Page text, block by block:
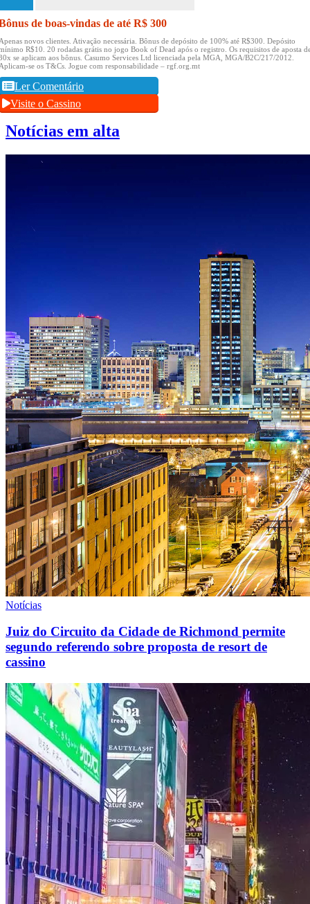
de boas-vindas de até R$ 300
novos clientes. Ativação necessária. Bônus de depósito de 100% até R$300. Depósito
R$10. 20 rodadas grátis no jogo Book of Dead após o registro. Os requisitos de aposta
se aplicam aos bônus. Casumo Services Ltd licenciada pela MGA, MGA/B2C/217/2012.
se os T&Cs. Jogue com responsabilidade – rgf.org.mt
Ler Comentário
Visite o Cassino
Notícias em alta
Notícias
Juiz do Circuito da Cidade de Richmond permite
segundo referendo sobre proposta de resort de
cassino